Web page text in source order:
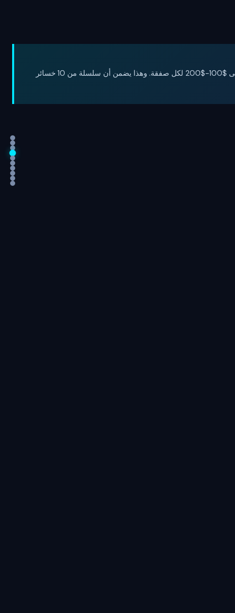
القاعدة المعيارية هي المخاطرة بنسبة 1-2% من إجمالي حسابك لكل صفقة. هذا يعني أنه في حساب بقيمة $10,000، تخاطر بحد أقصى $100-$200 لكل صفقة. وهذا يضمن أن سلسلة من 10 خسائر